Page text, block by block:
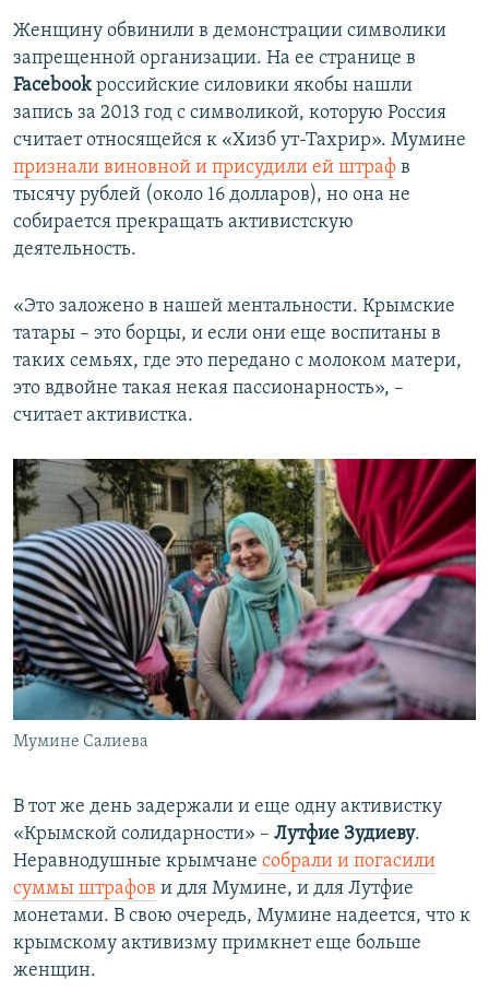
Женщину обвинили в демонстрации символики
запрещенной организации. На ее странице в
Facebookроссийские силовики якобы нашли
запись за 2013 год с символикой, которую Россия
считает относящейся к «​Хизб ут-Тахрир»​. Мумине
признали виновной и присудили ей штраф в
тысячу рублей (около 16 долларов), но она не
собирается прекращать активистскую
деятельность.
«Это заложено в нашей ментальности. Крымские
татары – это борцы, и если они еще воспитаны в
таких семьях, где это передано с молоком матери,
это вдвойне такая некая пассионарность», –
считает активистка.
Мумине Салиева
В тот же день задержали и еще одну активистку
«Крымской солидарности» – Лутфие Зудиеву.
Неравнодушные крымчане собрали и погасили
суммы штрафов и для Мумине, и для Лутфие
монетами. В свою очередь, Мумине надеется, что к
крымскому активизму примкнет еще больше
женщин.